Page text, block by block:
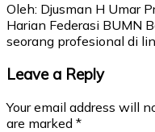
Oleh: Djusman H Umar
Harian Federasi BUMN
seorang profesional di
Leave a Reply
Your email address will
are marked *